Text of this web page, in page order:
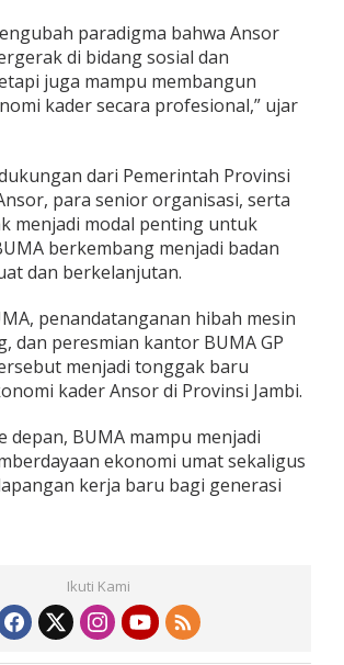
paradigma bahwa Ansor
di bidang sosial dan
juga mampu membangun
kader secara profesional,” ujar
dari Pemerintah Provinsi
para senior organisasi, serta
menjadi modal penting untuk
berkembang menjadi badan
dan berkelanjutan.
penandatanganan hibah mesin
dan peresmian kantor BUMA GP
menjadi tonggak baru
kader Ansor di Provinsi Jambi.
depan, BUMA mampu menjadi
ekonomi umat sekaligus
kerja baru bagi generasi
Ikuti Kami